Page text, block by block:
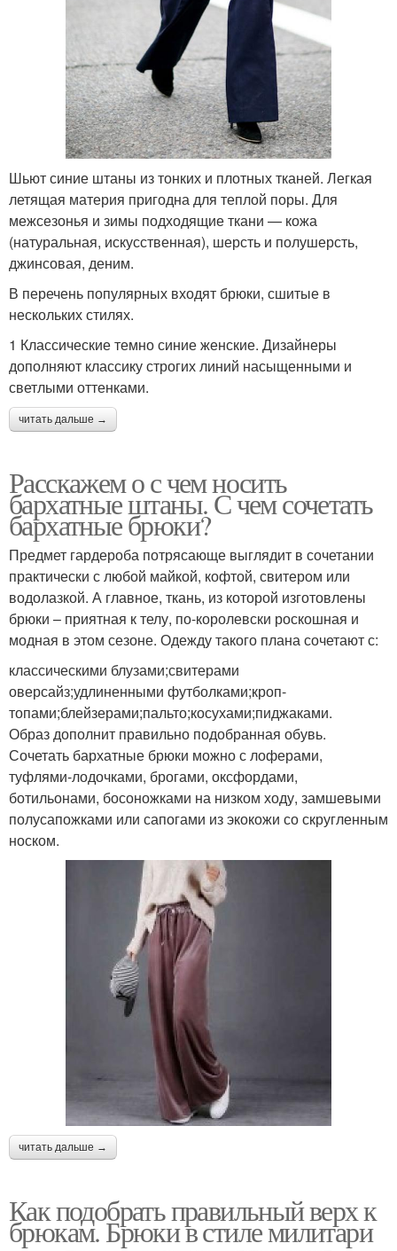
Шьют синие штаны из тонких и плотных тканей. Легкая
летящая материя пригодна для теплой поры. Для
межсезонья и зимы подходящие ткани — кожа
(натуральная, искусственная), шерсть и полушерсть,
джинсовая, деним.
В перечень популярных входят брюки, сшитые в
нескольких стилях.
1 Классические темно синие женские. Дизайнеры
дополняют классику строгих линий насыщенными и
светлыми оттенками.
читать дальше →
Расскажем о с чем носить
бархатные штаны. С чем сочетать
бархатные брюки?
Предмет гардероба потрясающе выглядит в сочетании
практически с любой майкой, кофтой, свитером или
водолазкой. А главное, ткань, из которой изготовлены
брюки – приятная к телу, по-королевски роскошная и
модная в этом сезоне. Одежду такого плана сочетают с:
классическими блузами;свитерами
оверсайз;удлиненными футболками;кроп-
топами;блейзерами;пальто;косухами;пиджаками.
Образ дополнит правильно подобранная обувь.
Сочетать бархатные брюки можно с лоферами,
туфлями-лодочками, брогами, оксфордами,
ботильонами, босоножками на низком ходу, замшевыми
полусапожками или сапогами из экокожи со скругленным
носком.
читать дальше →
Как подобрать правильный верх к
брюкам. Брюки в стиле милитари